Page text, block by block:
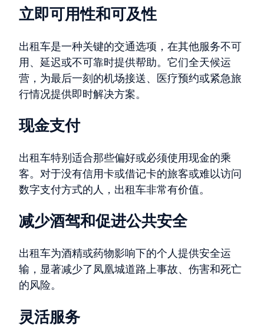
立即可用性和可及性
出租车是一种关键的交通选项，在其他服务不可
用、延迟或不可靠时提供帮助。它们全天候运
营，为最后一刻的机场接送、医疗预约或紧急旅
行情况提供即时解决方案。
现金支付
出租车特别适合那些偏好或必须使用现金的乘
客。对于没有信用卡或借记卡的旅客或难以访问
数字支付方式的人，出租车非常有价值。
减少酒驾和促进公共安全
出租车为酒精或药物影响下的个人提供安全运
输，显著减少了凤凰城道路上事故、伤害和死亡
的风险。
灵活服务